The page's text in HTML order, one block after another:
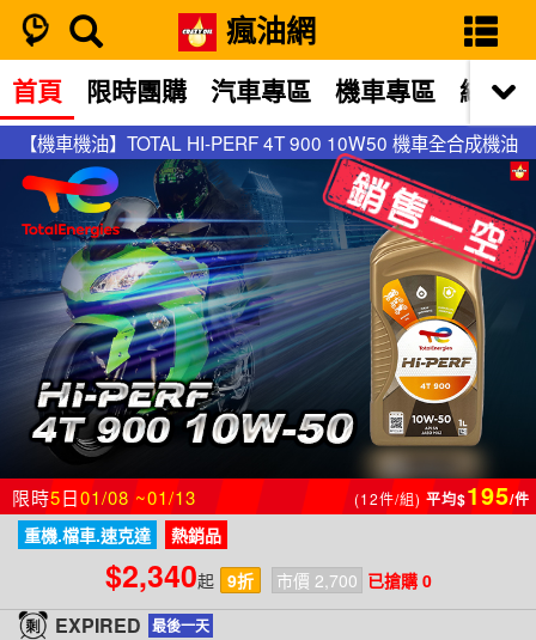
瘋油網
【機車機油】TOTAL HI-PERF 4T 900 10W50 機車全合成機油
首頁 限時團購 汽車專區 機車專區 網站
【機車機油】TOTAL HI-PERF 4T 900 10W50 機車全合成機油
限時5日01/08 ~01/13 (12件/組) 平均$195/件
重機.檔車.速克達 熱銷品
$2,340起 9折 市價 2,700 已搶購 0
EXPIRED 最後一天